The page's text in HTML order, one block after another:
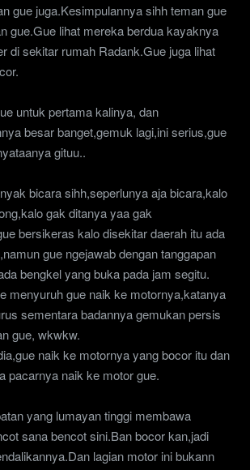
gue juga.Kesimpulannya sihh teman gue
gue.Gue lihat mereka berdua kayaknya
di sekitar rumah Radank.Gue juga lihat
untuk pertama kalinya, dan
besar banget,gemuk lagi,ini serius,gue
gituu..
bicara sihh,seperlunya aja bicara,kalo
gak ditanya yaa gak
bersikeras kalo disekitar daerah itu ada
gue ngejawab dengan tanggapan
bengkel yang buka pada jam segitu.
menyuruh gue naik ke motornya,katanya
sementara badannya gemukan persis
gue, wkwkw.
naik ke motornya yang bocor itu dan
pacarnya naik ke motor gue.
yang lumayan tinggi membawa
sana bencot sini.Ban bocor kan,jadi
lagian motor ini bukann